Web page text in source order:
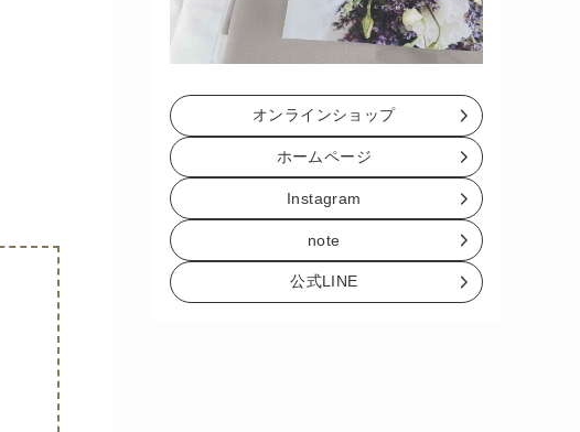
オンラインショップ
ホームページ
Instagram
note
公式LINE